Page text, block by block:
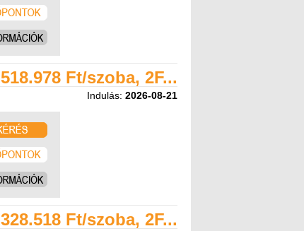
518.978 Ft/szoba, 2F...
Indulás: 2026-08-21
328.518 Ft/szoba, 2F...